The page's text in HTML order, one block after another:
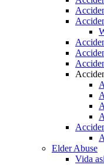
Elder Abuse
Vida